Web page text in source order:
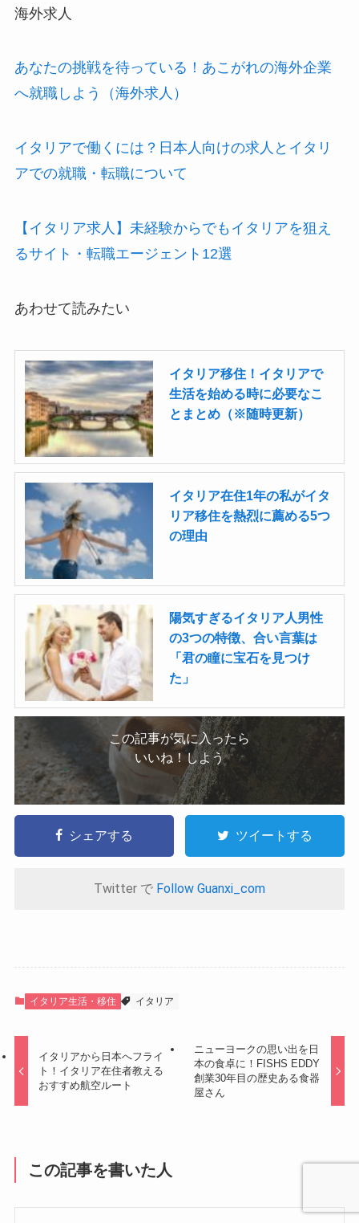
海外求人
あなたの挑戦を待っている！あこがれの海外企業
へ就職しよう（海外求人）
イタリアで働くには？日本人向けの求人とイタリ
アでの就職・転職について
【イタリア求人】未経験からでもイタリアを狙え
るサイト・転職エージェント12選
あわせて読みたい
イタリア移住！イタリアで
生活を始める時に必要なこ
とまとめ（※随時更新）
イタリア在住1年の私がイタ
リア移住を熱烈に薦める5つ
の理由
陽気すぎるイタリア人男性
の3つの特徴、合い言葉は
「君の瞳に宝石を見つけ
た」
この記事が気に入ったら
いいね！しよう
シェアする ツイートする
Twitter で Follow Guanxi_com
イタリア生活・移住 イタリア
イタリアから日本へフライ
ト！イタリア在住者教える
おすすめ航空ルート
ニューヨークの思い出を日
本の食卓に！FISHS EDDY
創業30年目の歴史ある食器
屋さん
この記事を書いた人